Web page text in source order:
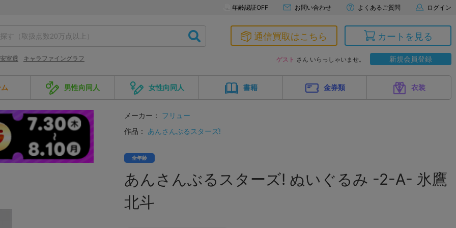
年齢認証OFF お問い合わせ よくあるご質問 ログイン
安室透 キャラファイングラフ
通信買取はこちら カートを見る
ゲスト さん いらっしゃいませ。 新規会員登録
男性向同人 女性向同人 書籍 金券類 衣装
メーカー：
フリュー
作品：
あんさんぶるスターズ!
全年齢
あんさんぶるスターズ! ぬいぐるみ -2-A- 氷鷹
北斗